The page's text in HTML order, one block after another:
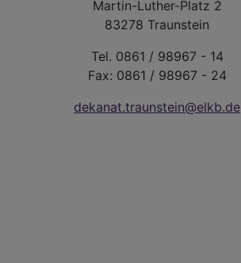
Martin-Luther-Platz 2
83278 Traunstein
Tel. 0861 / 98967 - 14
Fax: 0861 / 98967 - 24
dekanat.traunstein@elkb.de